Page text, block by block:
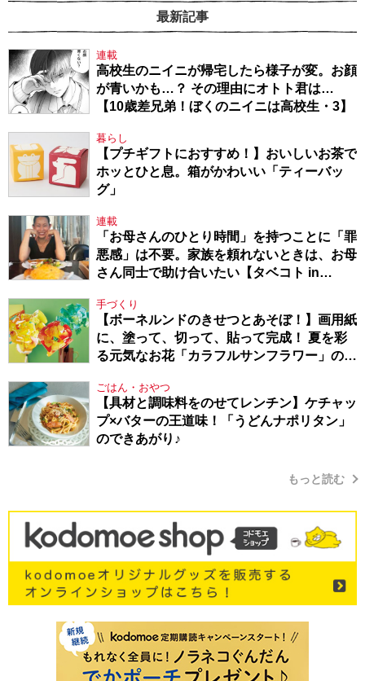
最新記事
連載
高校生のニイニが帰宅したら様子が変。お顔
が青いかも…？ その理由にオトト君は…
【10歳差兄弟！ぼくのニイニは高校生・3】
暮らし
【プチギフトにおすすめ！】おいしいお茶で
ホッとひと息。箱がかわいい「ティーバッ
グ」
連載
「お母さんのひとり時間」を持つことに「罪
悪感」は不要。家族を頼れないときは、お母
さん同士で助け合いたい【タベコト in
手づくり
【ボーネルンドのきせつとあそぼ！】画用紙
に、塗って、切って、貼って完成！ 夏を彩
る元気なお花「カラフルサンフラワー」の作
ごはん・おやつ
【具材と調味料をのせてレンチン】ケチャッ
プ×バターの王道味！「うどんナポリタン」
のできあがり♪
もっと読む